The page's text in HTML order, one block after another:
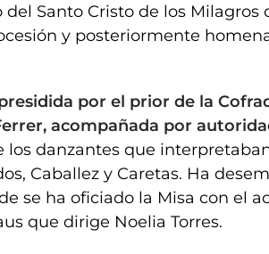
del Santo Cristo de los Milagros
y posteriormente
por el prior de la
acompañada por
los danzantes que
Caballez y Caretas. Ha
se ha oficiado la Misa con el
que dirige Noelia Torres.